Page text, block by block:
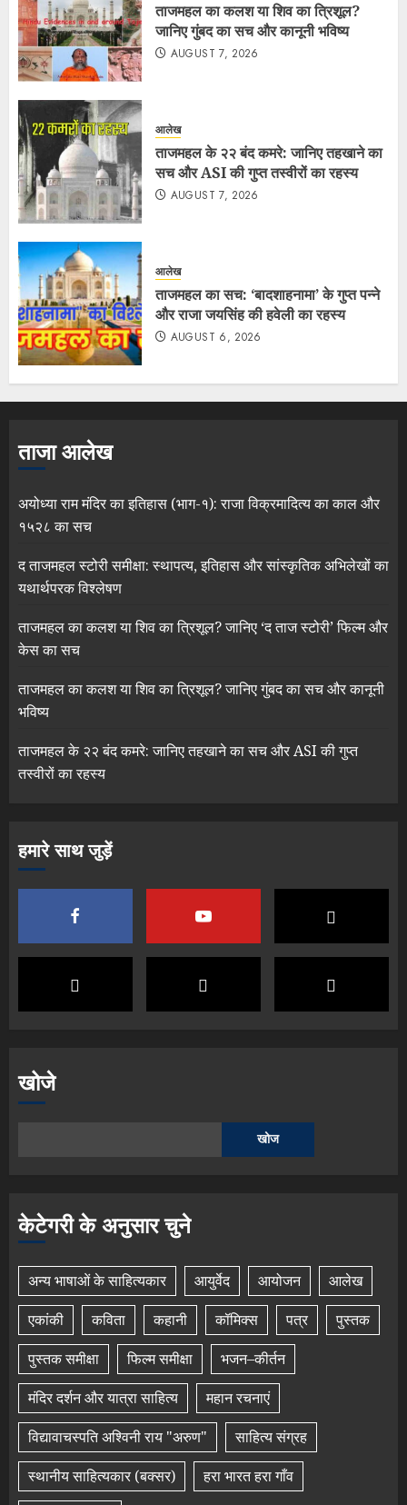
ताजमहल का कलश या शिव का त्रिशूल?
जानिए गुंबद का सच और कानूनी भविष्य
AUGUST 7, 2026
आलेख
ताजमहल के २२ बंद कमरे: जानिए तहखाने का
सच और ASI की गुप्त तस्वीरों का रहस्य
AUGUST 7, 2026
आलेख
ताजमहल का सच: ‘बादशाहनामा’ के गुप्त पन्ने
और राजा जयसिंह की हवेली का रहस्य
AUGUST 6, 2026
ताजा आलेख
अयोध्या राम मंदिर का इतिहास (भाग-१): राजा विक्रमादित्य का काल और
१५२८ का सच
द ताजमहल स्टोरी समीक्षा: स्थापत्य, इतिहास और सांस्कृतिक अभिलेखों का
यथार्थपरक विश्लेषण
ताजमहल का कलश या शिव का त्रिशूल? जानिए ‘द ताज स्टोरी’ फिल्म और
केस का सच
ताजमहल का कलश या शिव का त्रिशूल? जानिए गुंबद का सच और कानूनी
भविष्य
ताजमहल के २२ बंद कमरे: जानिए तहखाने का सच और ASI की गुप्त
तस्वीरों का रहस्य
हमारे साथ जुड़ें
खोजे
खोज
केटेगरी के अनुसार चुने
अन्य भाषाओं के साहित्यकार आयुर्वेद आयोजन
आलेख
एकांकी
कविता कहानी कॉमिक्स पत्र
पुस्तक
पुस्तक समीक्षा
फिल्म समीक्षा
भजन–कीर्तन
मंदिर दर्शन और यात्रा साहित्य
महान रचनाएं
विद्यावाचस्पति अश्विनी राय "अरुण"
साहित्य संग्रह
स्थानीय साहित्यकार (बक्सर)
हरा भारत हरा गाँव